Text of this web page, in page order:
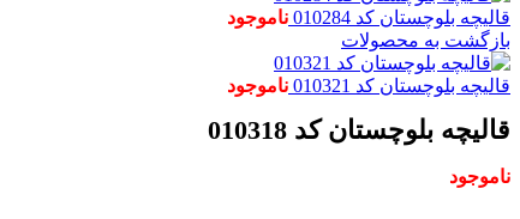
قالیچه بلوچستان کد 010284
ناموجود
بازگشت به محصولات
قالیچه بلوچستان کد 010321 ناموجود
قالیچه بلوچستان کد 010318
ناموجود